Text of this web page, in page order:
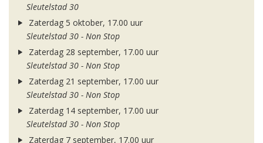
Sleutelstad 30
Zaterdag 5 oktober, 17.00 uur
Sleutelstad 30 - Non Stop
Zaterdag 28 september, 17.00 uur
Sleutelstad 30 - Non Stop
Zaterdag 21 september, 17.00 uur
Sleutelstad 30 - Non Stop
Zaterdag 14 september, 17.00 uur
Sleutelstad 30 - Non Stop
Zaterdag 7 september, 17.00 uur